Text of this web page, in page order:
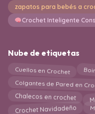
zapatos para bebés a
Crochet Inteligente
Nube de etiquetas
Cuellos en Crochet
Colgantes de Pared en
Chalecos en crochet
Crochet Navidadeño